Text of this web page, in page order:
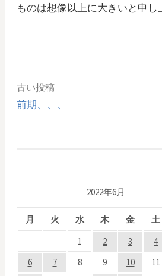
ものは想像以上に大きいと申し
ビ
ー
古い投稿
前期、、、
2022年6月
月 火 水 木 金 土
1 2 3 4
6
7 8 9 10 11